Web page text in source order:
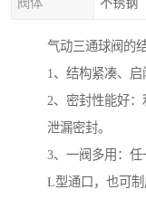
气动三通球阀的
1、结构紧凑、启
2、密封性能好
泄漏密封。
3、一阀多用：
L型通口，也可制